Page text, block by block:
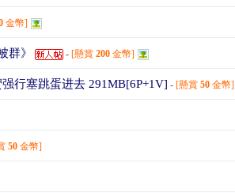
金幣]
群》 - [懸賞200 金幣]
行塞跳蛋进去 291MB[6P+1V] - [懸賞50 金幣]
50 金幣]